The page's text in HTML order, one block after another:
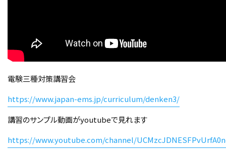
電験三種対策講習会
https://www.japan-ems.jp/curriculum/denken3/
講習のサンプル動画がyoutubeで見れます
https://www.youtube.com/channel/